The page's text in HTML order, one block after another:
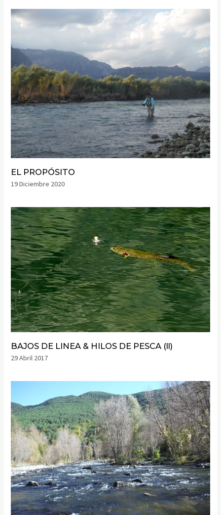
EL PROPÓSITO
19 Diciembre 2020
BAJOS DE LINEA & HILOS DE PESCA (ll)
29 Abril 2017